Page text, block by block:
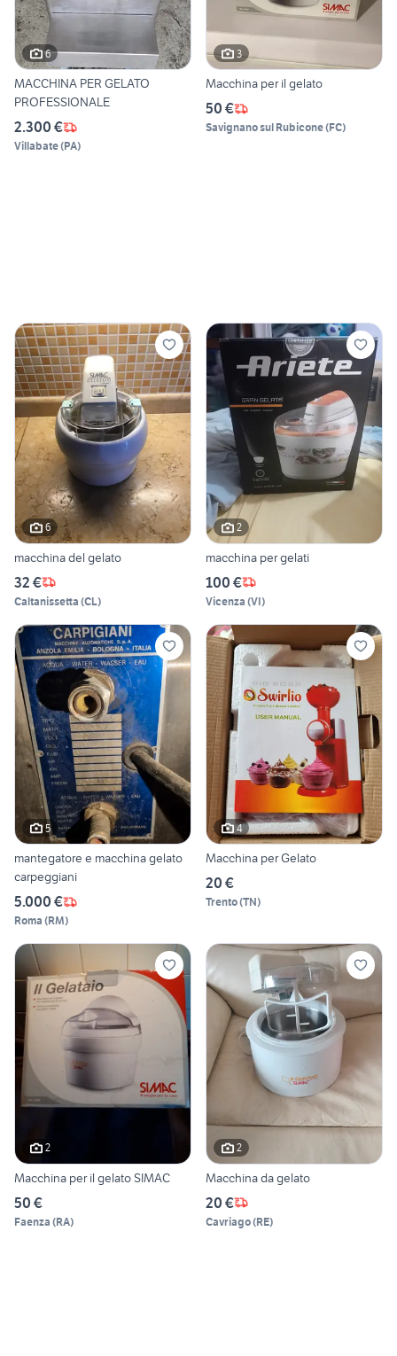
6
MACCHINA PER GELATO
PROFESSIONALE
2.300 €
Villabate(PA)
3
Macchina per il gelato
50 €
Savignano sul Rubicone(FC)
6
macchina del gelato
32 €
Caltanissetta (CL)
2
macchina per gelati
100 €
Vicenza (VI)
5
mantegatore e macchina gelato
carpeggiani
5.000 €
Roma (RM)
4
Macchina per Gelato
20 €
Trento(TN)
2
Macchina per il gelato SIMAC
50 €
Faenza (RA)
2
Macchina da gelato
20 €
Cavriago(RE)